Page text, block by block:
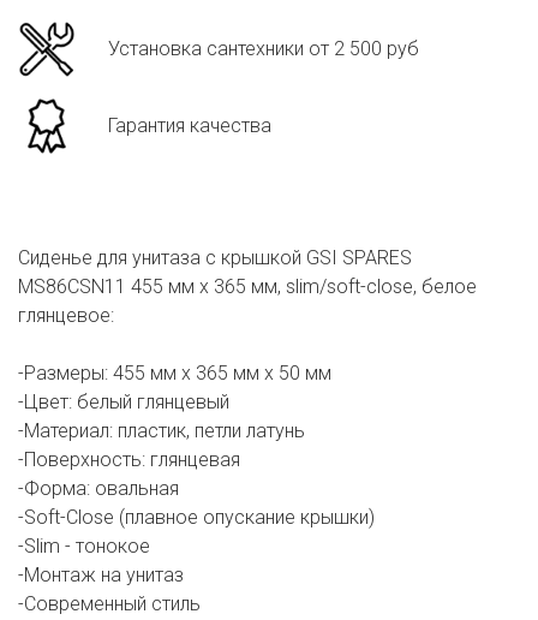
Установка сантехники от 2 500 руб
Гарантия качества
Сиденье для унитаза с крышкой GSI SPARES
MS86CSN11 455 мм х 365 мм, slim/soft-close, белое
глянцевое:
-Размеры: 455 мм х 365 мм х 50 мм
-Цвет: белый глянцевый
-Материал: пластик, петли латунь
-Поверхность: глянцевая
-Форма: овальная
-Soft-Close (плавное опускание крышки)
-Slim - тонокое
-Монтаж на унитаз
-Современный стиль